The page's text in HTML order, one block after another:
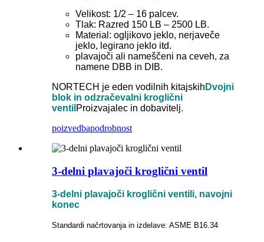
Velikost: 1/2 – 16 palcev.
Tlak: Razred 150 LB – 2500 LB.
Material: ogljikovo jeklo, nerjaveče
jeklo, legirano jeklo itd.
plavajoči ali nameščeni na ceveh, za
namene DBB in DIB.
NORTECH je eden vodilnih kitajskih Dvojni
blok in odzračevalni kroglični
ventil Proizvajalec in dobavitelj.
poizvedbapodrobnost
3-delni plavajoči kroglični ventil
3-delni plavajoči kroglični ventili, navojni
konec
Standardi načrtovanja in izdelave: ASME B16.34